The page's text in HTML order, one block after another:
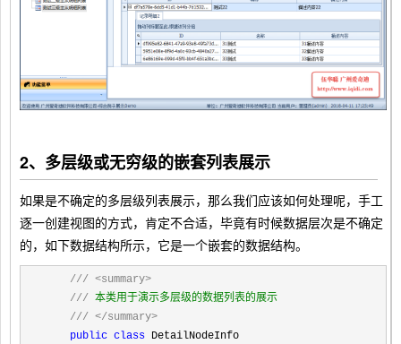
2、多层级或无穷级的嵌套列表展示
如果是不确定的多层级列表展示，那么我们应该如何处理呢，手工
逐一创建视图的方式，肯定不合适，毕竟有时候数据层次是不确定
的，如下数据结构所示，它是一个嵌套的数据结构。
/// <summary>
/// 本类用于演示多层级的数据列表的展示
/// </summary>
public class DetailNodeInfo